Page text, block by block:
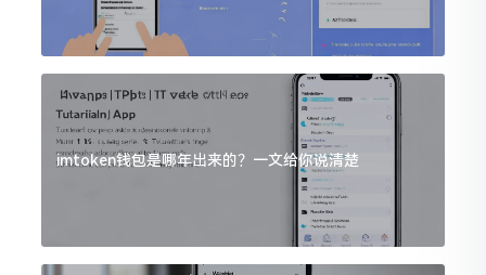
imtoken钱包是哪年出来的？一文给你说清楚